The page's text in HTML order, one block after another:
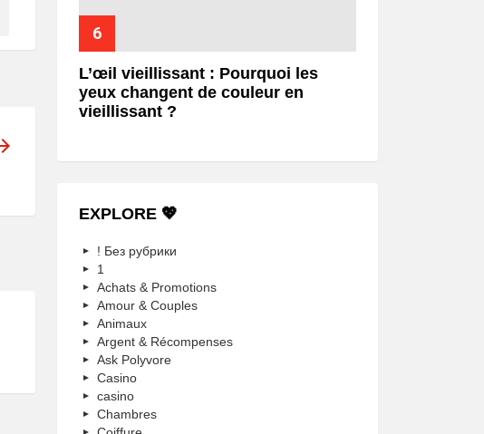
L’œil vieillissant : Pourquoi les
yeux changent de couleur en
vieillissant ?
EXPLORE 💖
! Без рубрики
1
Achats & Promotions
Amour & Couples
Animaux
Argent & Récompenses
Ask Polyvore
Casino
casino
Chambres